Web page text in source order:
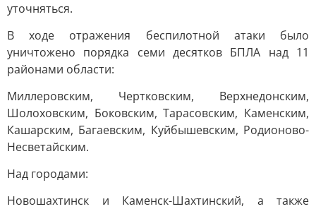
уточняться.
В ходе отражения беспилотной атаки было
уничтожено порядка семи десятков БПЛА над 11
районами области:
Миллеровским, Чертковским, Верхнедонским,
Шолоховским, Боковским, Тарасовским, Каменским,
Кашарским, Багаевским, Куйбышевским, Родионово-
Несветайским.
Над городами:
Новошахтинск и Каменск-Шахтинский, а также